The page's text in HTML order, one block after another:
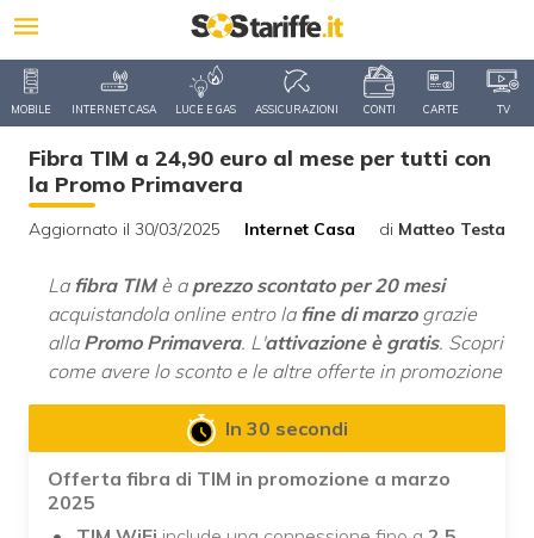
MOBILE INTERNET CASA LUCE E GAS ASSICURAZIONI CONTI CARTE TV
Fibra TIM a 24,90 euro al mese per tutti con
la Promo Primavera
Aggiornato il 30/03/2025 Internet Casa di Matteo Testa
La fibra TIMè a prezzo scontato per 20 mesi
acquistandola online entro la fine di marzograzie
alla Promo Primavera. L'attivazione è gratis. Scopri
come avere lo sconto e le altre offerte in promozione
In 30 secondi
Offerta fibra di TIM in promozione a marzo
2025